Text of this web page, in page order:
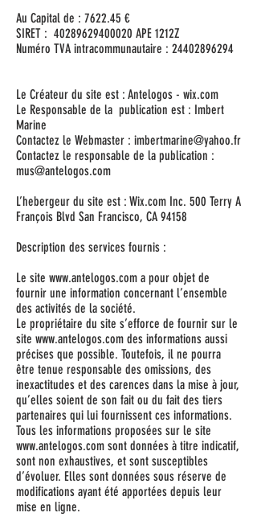
Au Capital de : 7622.45 €
SIRET : 40289629400020 APE 1212Z
Numéro TVA intracommunautaire : 24402896294
Le Créateur du site est : Antelogos - wix.com
Le Responsable de la publication est : Imbert
Marine
Contactez le Webmaster : imbertmarine@yahoo.fr
Contactez le responsable de la publication :
mus@antelogos.com
L’hebergeur du site est : Wix.com Inc. 500 Terry A
François Blvd San Francisco, CA 94158
Description des services fournis :
Le site www.antelogos.com a pour objet de
fournir une information concernant l’ensemble
des activités de la société.
Le propriétaire du site s’efforce de fournir sur le
site www.antelogos.com des informations aussi
précises que possible. Toutefois, il ne pourra
être tenue responsable des omissions, des
inexactitudes et des carences dans la mise à jour,
qu’elles soient de son fait ou du fait des tiers
partenaires qui lui fournissent ces informations.
Tous les informations proposées sur le site
www.antelogos.com sont données à titre indicatif,
sont non exhaustives, et sont susceptibles
d’évoluer. Elles sont données sous réserve de
modifications ayant été apportées depuis leur
mise en ligne.